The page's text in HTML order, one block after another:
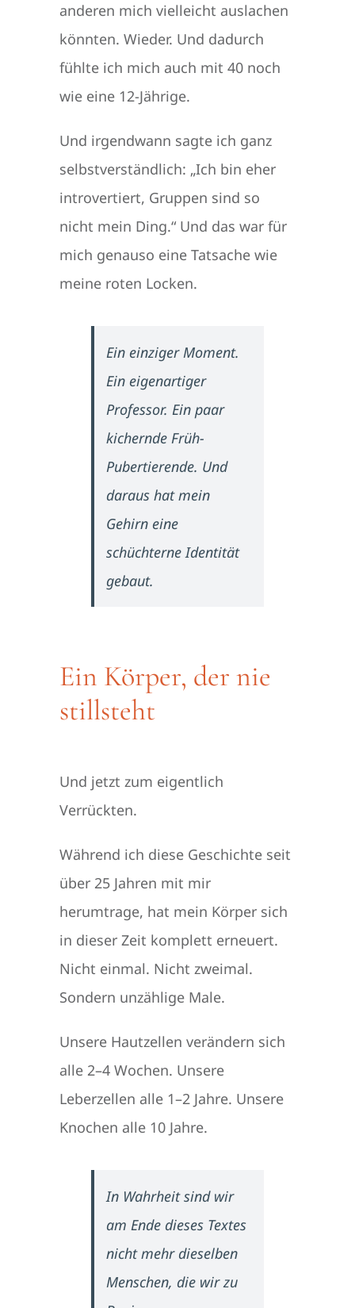
anderen mich vielleicht auslachen
könnten. Wieder. Und dadurch
fühlte ich mich auch mit 40 noch
wie eine 12-Jährige.
Und irgendwann sagte ich ganz
selbstverständlich: „Ich bin eher
introvertiert, Gruppen sind so
nicht mein Ding.“ Und das war für
mich genauso eine Tatsache wie
meine roten Locken.
Ein einziger Moment.
Ein eigenartiger
Professor. Ein paar
kichernde Früh-
Pubertierende. Und
daraus hat mein
Gehirn eine
schüchterne Identität
gebaut.
Ein Körper, der nie
stillsteht
Und jetzt zum eigentlich
Verrückten.
Während ich diese Geschichte seit
über 25 Jahren mit mir
herumtrage, hat mein Körper sich
in dieser Zeit komplett erneuert.
Nicht einmal. Nicht zweimal.
Sondern unzählige Male.
Unsere Hautzellen verändern sich
alle 2–4 Wochen. Unsere
Leberzellen alle 1–2 Jahre. Unsere
Knochen alle 10 Jahre.
In Wahrheit sind wir
am Ende dieses Textes
nicht mehr dieselben
Menschen, die wir zu